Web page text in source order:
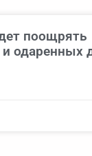
поощрять
одаренных